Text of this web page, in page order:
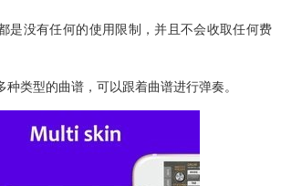
是没有任何的使用限制，并且不会收取任何费
类型的曲谱，可以跟着曲谱进行弹奏。